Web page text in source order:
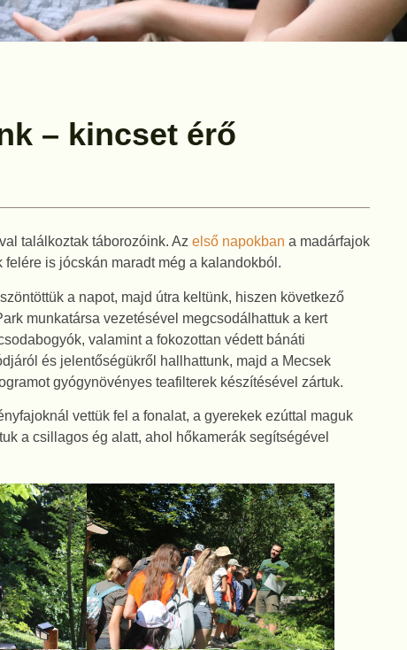
– kincset érő
találkoztak táborozóink. Azelső napokbana madárfajok
is jócskán maradt még a kalandokból.
a napot, majd útra keltünk, hiszen következő
munkatársa vezetésével megcsodálhattuk a kert
valamint a fokozottan védett bánáti
és jelentőségükről hallhattunk, majd a Mecsek
gyógynövényes teafilterek készítésével zártuk.
vettük fel a fonalat, a gyerekek ezúttal maguk
a csillagos ég alatt, ahol hőkamerák segítségével